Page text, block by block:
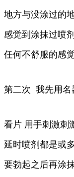
地方与没涂过的
感觉到涂抹过喷
任何不舒服的感觉
第二次 我先用名
看片 用手刺激刺
延时喷剂都是或
要勃起之后再涂抹